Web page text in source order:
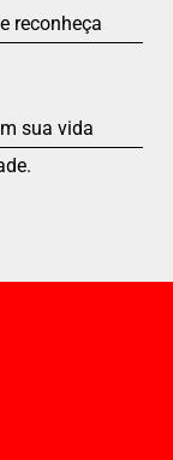
reconheça
sua vida